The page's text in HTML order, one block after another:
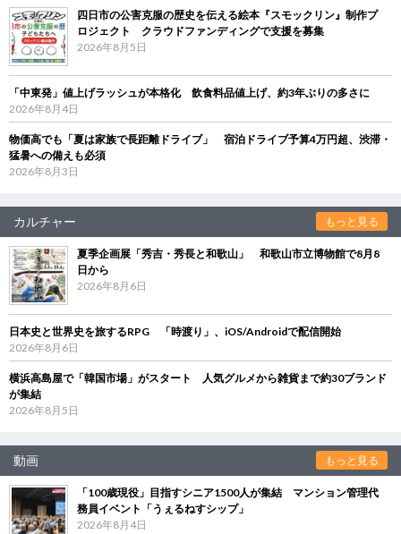
四日市の公害克服の歴史を伝える絵本『スモックリン』制作プ
ロジェクト クラウドファンディングで支援を募集
2026年8月5日
「中東発」値上げラッシュが本格化 飲食料品値上げ、約3年ぶりの多さに
2026年8月4日
物価高でも「夏は家族で長距離ドライブ」 宿泊ドライブ予算4万円超、渋滞・
猛暑への備えも必須
2026年8月3日
カルチャー もっと見る
夏季企画展「秀吉・秀長と和歌山」 和歌山市立博物館で8月8
日から
2026年8月6日
日本史と世界史を旅するRPG 「時渡り」、iOS/Androidで配信開始
2026年8月6日
横浜高島屋で「韓国市場」がスタート 人気グルメから雑貨まで約30ブランド
が集結
2026年8月5日
動画 もっと見る
「100歳現役」目指すシニア1500人が集結 マンション管理代
務員イベント「うぇるねすシップ」
2026年8月4日